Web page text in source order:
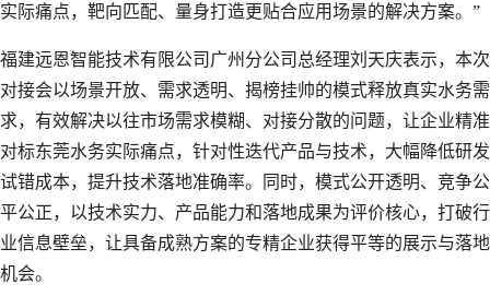
实际痛点，靶向匹配、量身打造更贴合应用场景的解决方案。”
福建远恩智能技术有限公司广州分公司总经理刘天庆表示，本次
对接会以场景开放、需求透明、揭榜挂帅的模式释放真实水务需
求，有效解决以往市场需求模糊、对接分散的问题，让企业精准
对标东莞水务实际痛点，针对性迭代产品与技术，大幅降低研发
试错成本，提升技术落地准确率。同时，模式公开透明、竞争公
平公正，以技术实力、产品能力和落地成果为评价核心，打破行
业信息壁垒，让具备成熟方案的专精企业获得平等的展示与落地
机会。